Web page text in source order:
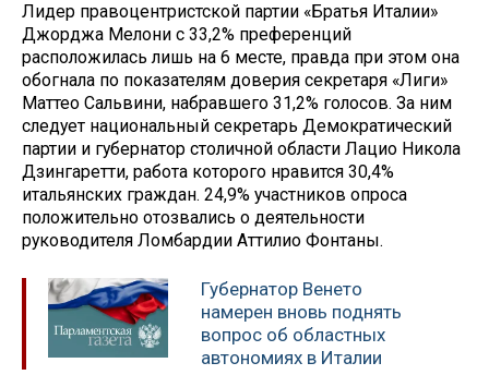
Лидер правоцентристской партии «Братья Италии»
Джорджа Мелони с 33,2% преференций
расположилась лишь на 6 месте, правда при этом она
обогнала по показателям доверия секретаря «Лиги»
Маттео Сальвини, набравшего 31,2% голосов. За ним
следует национальный секретарь Демократический
партии и губернатор столичной области Лацио Никола
Дзингаретти, работа которого нравится 30,4%
итальянских граждан. 24,9% участников опроса
положительно отозвались о деятельности
руководителя Ломбардии Аттилио Фонтаны.
Губернатор Венето
намерен вновь поднять
вопрос об областных
автономиях в Италии